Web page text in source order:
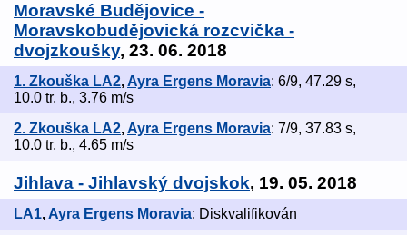
Moravské Budějovice -
Moravskobudějovická rozcvička -
dvojzkoušky, 23. 06. 2018
1. Zkouška LA2, Ayra Ergens Moravia: 6/9, 47.29 s,
10.0 tr. b., 3.76 m/s
2. Zkouška LA2,Ayra Ergens Moravia: 7/9, 37.83 s,
10.0 tr. b., 4.65 m/s
Jihlava - Jihlavský dvojskok, 19. 05. 2018
LA1, Ayra Ergens Moravia: Diskvalifikován